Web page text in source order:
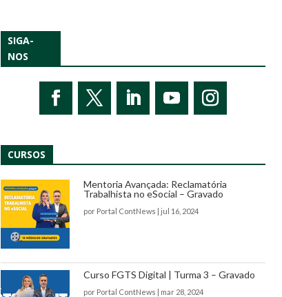
SIGA-
NOS
CURSOS
Mentoria Avançada: Reclamatória
Trabalhista no eSocial – Gravado
por Portal ContNews | jul 16, 2024
Curso FGTS Digital | Turma 3 – Gravado
por Portal ContNews | mar 28, 2024